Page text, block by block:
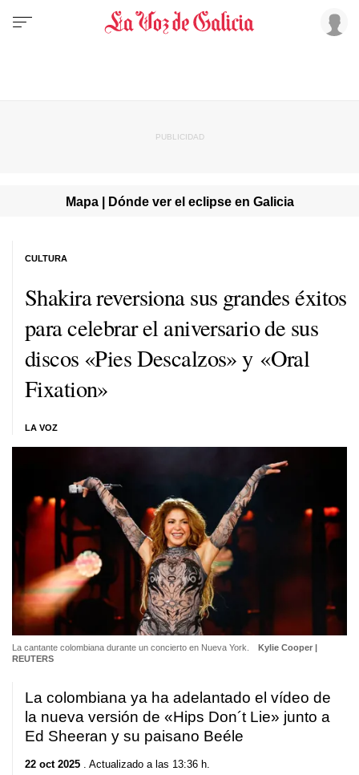
Mapa | Dónde ver el eclipse en Galicia
Shakira reversiona sus grandes éxitos
para celebrar el aniversario de sus
discos «Pies Descalzos» y «Oral
Fixation»
LA VOZ
CULTURA
La cantante colombiana durante un concierto en Nueva York.
Kylie Cooper |
REUTERS
La colombiana ya ha adelantado el vídeo de
la nueva versión de «Hips Don´t Lie» junto a
Ed Sheeran y su paisano Beéle
22 oct 2025 . Actualizado a las 13:36 h.